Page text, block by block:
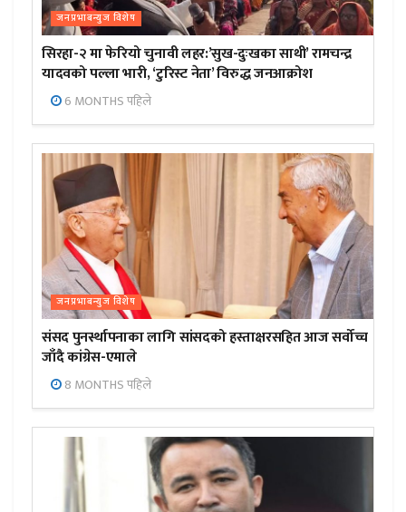
जनप्रभाबन्युज विशेष
सिरहा-२ मा फेरियो चुनावी लहर:’सुख-दुःखका साथी’ रामचन्द्र
यादवको पल्ला भारी, ‘टुरिस्ट नेता’ विरुद्ध जनआक्रोश
6 MONTHS पहिले
जनप्रभाबन्युज विशेष
संसद पुनर्स्थापनाका लागि सांसदको हस्ताक्षरसहित आज सर्वोच्च
जाँदै कांग्रेस-एमाले
8 MONTHS पहिले